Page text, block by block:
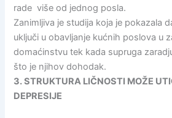
rade više od jednog posla.
Zanimljiva je studija koja je pokazala
uključi u obavljanje kućnih poslova u
domaćinstvu tek kada supruga
što je njihov dohodak.
3. STRUKTURA LIČNOSTI MOŽE
DEPRESIJE